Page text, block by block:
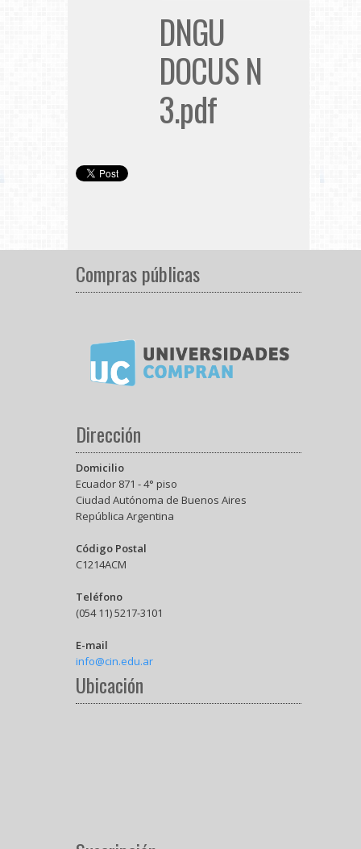
DNGU
DOCUS N
3.pdf
Compras públicas
Dirección
Domicilio
Ecuador 871 - 4° piso
Ciudad Autónoma de Buenos Aires
República Argentina
Código Postal
C1214ACM
Teléfono
(054 11) 5217-3101
E-mail
info@cin.edu.ar
Ubicación